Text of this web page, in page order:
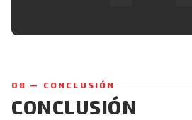
08 — CONCLUSIÓN
CONCLUSIÓN